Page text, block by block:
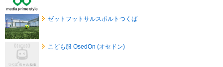
ゼットフットサルスポルトつくば
こども服 OsedOn (オセドン)